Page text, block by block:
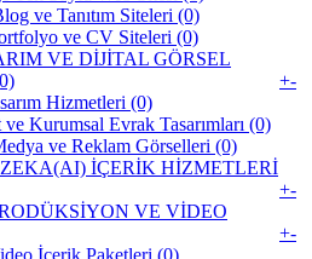
ve Tanıtım Siteleri (0)
ve CV Siteleri (0)
VE DİJİTAL GÖRSEL
+-
Hizmetleri (0)
Kurumsal Evrak Tasarımları (0)
ve Reklam Görselleri (0)
İÇERİK HİZMETLERİ
+-
VE VİDEO
+-
İçerik Paketleri (0)